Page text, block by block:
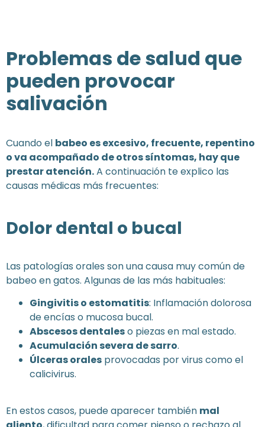
Problemas de salud que
pueden provocar
salivación
Cuando el babeo es excesivo, frecuente, repentino
o va acompañado de otros síntomas, hay que
prestar atención.A continuación te explico las
causas médicas más frecuentes:
Dolor dental o bucal
Las patologías orales son una causa muy común de
babeo en gatos. Algunas de las más habituales:
Gingivitis o estomatitis: Inflamación dolorosa
de encías o mucosa bucal.
Abscesos dentaleso piezas en mal estado.
Acumulación severa de sarro.
Úlceras orales provocadas por virus como el
calicivirus.
En estos casos, puede aparecer también mal